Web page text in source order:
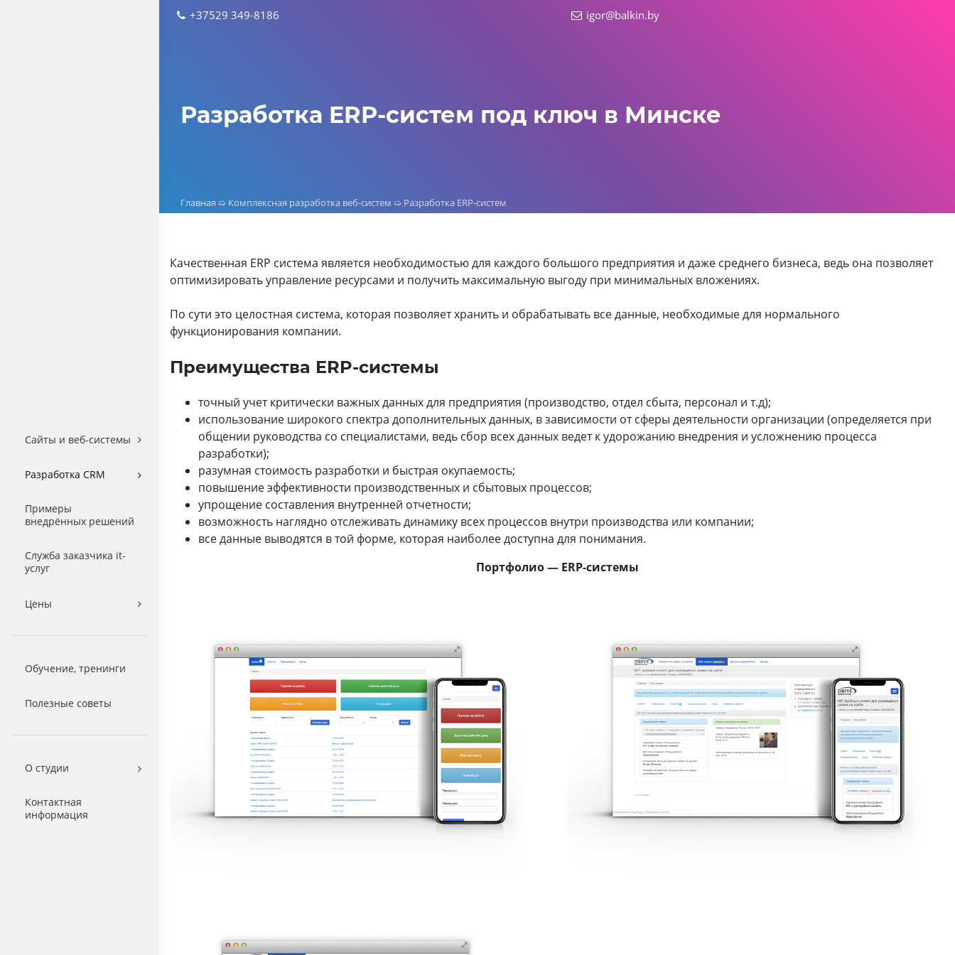
Сайты и веб-системы
Разработка CRM
Примеры
внедрённых решений
Служба заказчика it-
услуг
Цены
Обучение, тренинги
Полезные советы
О студии
Контактная
информация
Skip
+37529 349-8186 igor@balkin.by
Разработка ERP-систем под ключ в Минске
Главная ➯ Комплексная разработка веб-систем ➯ Разработка ERP-систем
Качественная ERP система является необходимостью для каждого большого предприятия и даже среднего бизнеса, ведь она позволяет
оптимизировать управление ресурсами и получить максимальную выгоду при минимальных вложениях.
По сути это целостная система, которая позволяет хранить и обрабатывать все данные, необходимые для нормального
функционирования компании.
Преимущества ERP-системы
точный учет критически важных данных для предприятия (производство, отдел сбыта, персонал и т.д);
использование широкого спектра дополнительных данных, в зависимости от сферы деятельности организации (определяется при
общении руководства со специалистами, ведь сбор всех данных ведет к удорожанию внедрения и усложнению процесса
разработки);
разумная стоимость разработки и быстрая окупаемость;
повышение эффективности производственных и сбытовых процессов;
упрощение составления внутренней отчетности;
возможность наглядно отслеживать динамику всех процессов внутри производства или компании;
все данные выводятся в той форме, которая наиболее доступна для понимания.
Портфолио — ERP-системы